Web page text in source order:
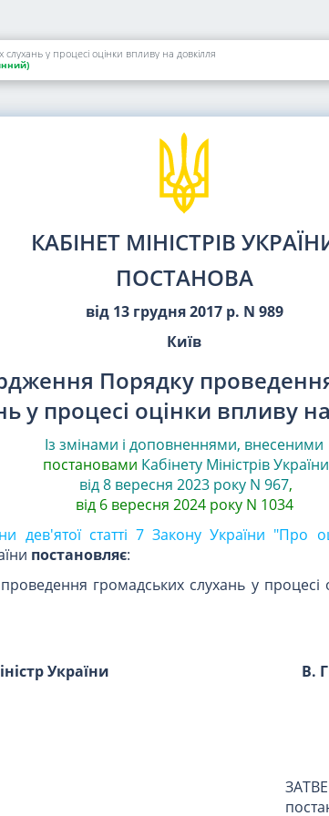
у процесі оцінки впливу на довкілля
КАБІНЕТ МІНІСТРІВ
ПОСТАНОВА
від 13 грудня 2017 р. N 989
Київ
Порядку
у процесі оцінки впливу
Із змінами і доповненнями, внесеними
постановами Кабінету Міністрів України
від 8 вересня 2023 року N 967,
від 6 вересня 2024 року N 1034
дев'ятої статті 7 Закону України "Про
постановляє:
громадських слухань у процесі
України
В.